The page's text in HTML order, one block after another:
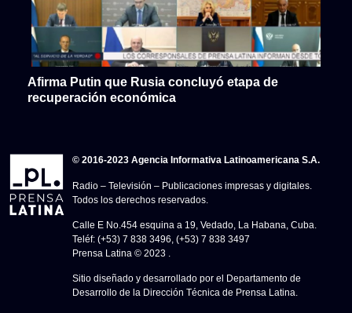
Afirma Putin que Rusia concluyó etapa de
recuperación económica
© 2016-2023 Agencia Informativa Latinoamericana S.A.
Radio – Televisión – Publicaciones impresas y digitales.
Todos los derechos reservados.
Calle E No.454 esquina a 19, Vedado, La Habana, Cuba.
Teléf: (+53) 7 838 3496, (+53) 7 838 3497
Prensa Latina © 2023 .
Sitio diseñado y desarrollado por el Departamento de
Desarrollo de la Dirección Técnica de Prensa Latina.